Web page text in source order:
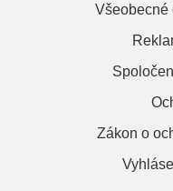
Všeobecné
Zákon o